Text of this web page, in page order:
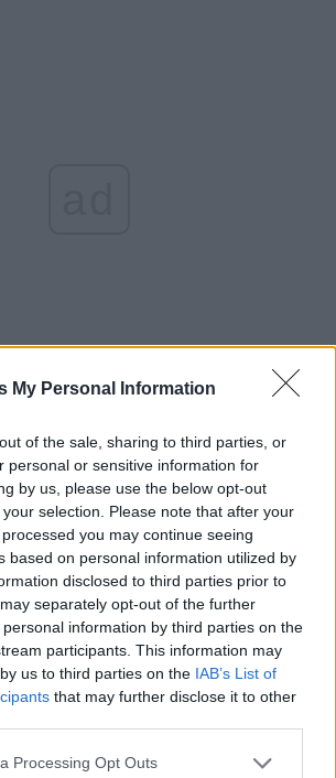
My Personal Information
of the sale, sharing to third parties, or
personal or sensitive information for
by us, please use the below opt-out
selection. Please note that after your
you may continue seeing
based on personal information utilized by
disclosed to third parties prior to
separately opt-out of the further
information by third parties on the
participants. This information may
us to third parties on the IAB’s List of
that may further disclose it to other
Processing Opt Outs
El e
care a
femeia din
cu rotile! Are
și a fost
de Poliția